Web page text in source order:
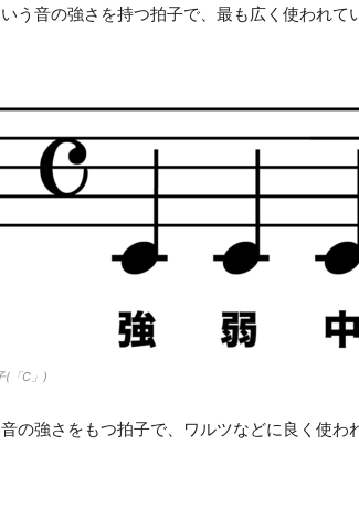
う音の強さを持つ拍子で、最も広く使われて
(「C」)
音の強さをもつ拍子で、ワルツなどに良く使